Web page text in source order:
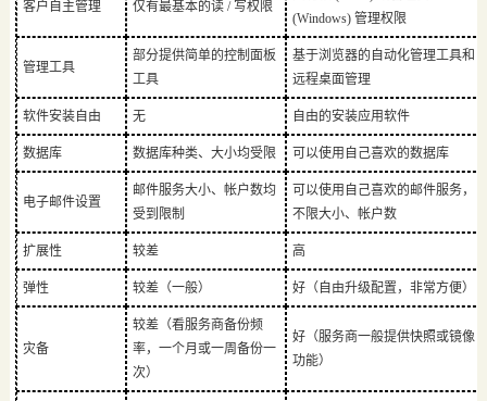
客户自主管理 仅有最基本的读 / 写权限
(Windows) 管理权限
管理工具
部分提供简单的控制面板
工具
基于浏览器的自动化管理工具和
远程桌面管理
软件安装自由 无 自由的安装应用软件
数据库 数据库种类、大小均受限 可以使用自己喜欢的数据库
电子邮件设置
邮件服务大小、帐户数均
受到限制
可以使用自己喜欢的邮件服务，
不限大小、帐户数
扩展性 较差 高
弹性 较差（一般） 好（自由升级配置，非常方便）
灾备
较差（看服务商备份频
率，一个月或一周备份一
次）
好（服务商一般提供快照或镜像
功能）